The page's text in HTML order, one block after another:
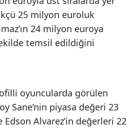
25 milyon euroluk
24 milyon euroya
temsil edildiğini
oyuncularda görülen
Sane’nin piyasa değeri 23
Alvarez’in değerleri 22